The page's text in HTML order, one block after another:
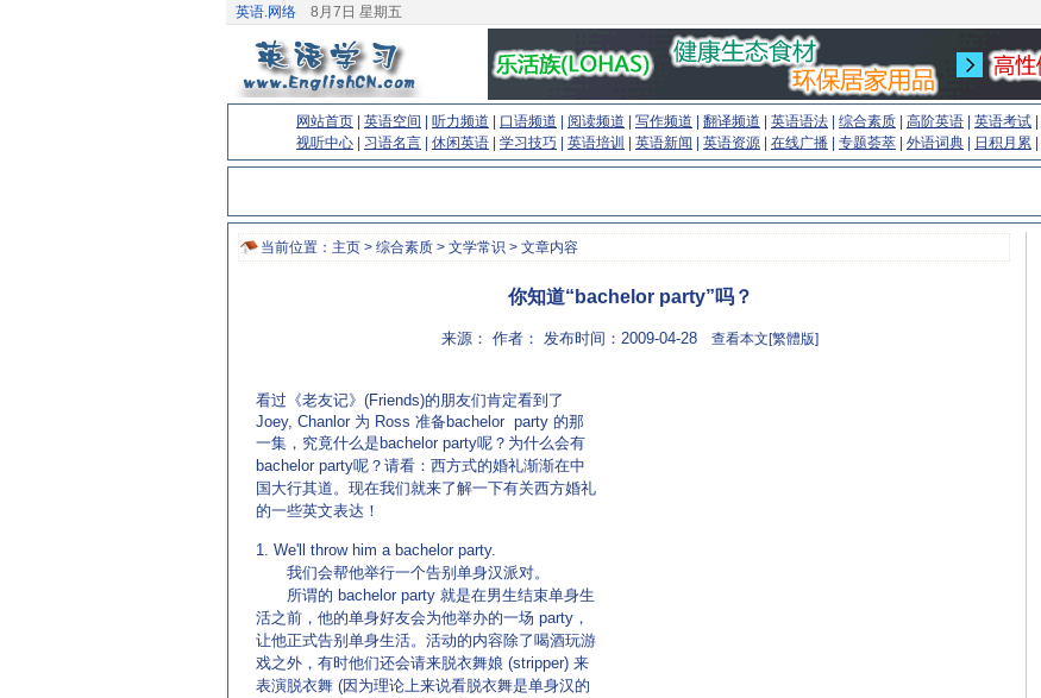
英语.网络 8月7日 星期五
网站首页 英语空间 听力频道 口语频道 阅读频道 写作频道 翻译频道 英语语法 综合素质 高阶英语 英语考试
视听中心
习语名言 休闲英语 学习技巧 英语培训 英语新闻 英语资源 在线广播 专题荟萃 外语词典 日积月累
当前位置： 主页 > 综合素质 > 文学常识 > 文章内容
你知道“bachelor party”吗？
来源： 作者： 发布时间：2009-04-28 查看本文[繁體版]
看过《老友记》(Friends)的朋友们肯定看到了
Joey, Chanlor 为 Ross 准备bachelor party 的那
一集，究竟什么是bachelor party呢？为什么会有
bachelor party呢？请看： 西方式的婚礼渐渐在中
国大行其道。现在我们就来了解一下有关西方婚礼
的一些英文表达 ！
1. We'll throw him a bachelor party.
我们会帮他举行一个告别单身汉派对。
所谓的 bachelor party 就是在男生结束单身生
活之前，他的单身好友会为他举办的一场 party，
让他正式告别单身生活。活动的内容除了喝酒玩游
戏之外，有时他们还会请来脱衣舞娘 (stripper) 来
表演脱衣舞 (因为理论上来说看脱衣舞是单身汉的